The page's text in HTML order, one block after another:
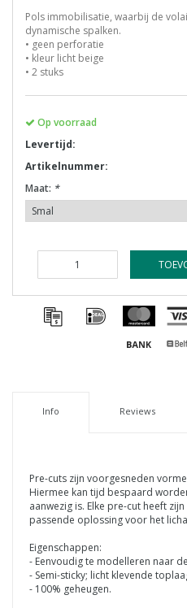
Pols immobilisatie, waarbij de
dynamische spalken.
• geen perforatie
• kleur licht beige
• 2 stuks
Op voorraad
Levertijd:
Artikelnummer:
Maat: *
Info Reviews
Pre-cuts zijn voorgesneden
Hiermee kan tijd bespaard
aanwezig is. Elke pre-cut heeft
passende oplossing voor het
Eigenschappen:
- Eenvoudig te modelleren naar
- Semi-sticky; licht klevende
- 100% geheugen.